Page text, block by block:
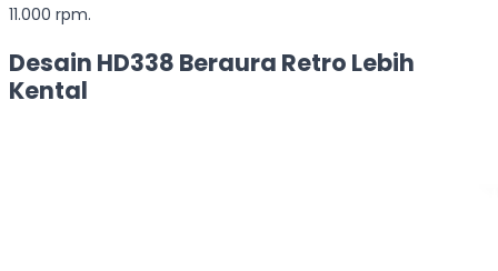
11.000 rpm.
Desain HD338 Beraura Retro Lebih
Kental